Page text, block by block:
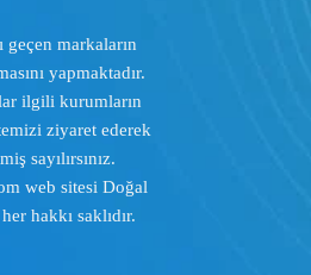
geçen markaların
yapmaktadır.
ilgili kurumların
ziyaret ederek
sayılırsınız.
web sitesi Doğal
hakkı saklıdır.